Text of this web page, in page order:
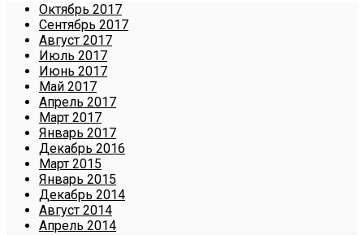
Октябрь 2017
Сентябрь 2017
Август 2017
Июль 2017
Июнь 2017
Май 2017
Апрель 2017
Март 2017
Январь 2017
Декабрь 2016
Март 2015
Январь 2015
Декабрь 2014
Август 2014
Апрель 2014